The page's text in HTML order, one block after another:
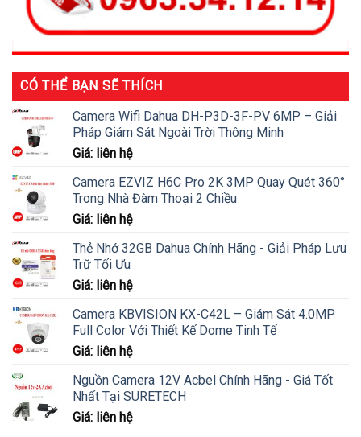
CÓ THỂ BẠN SẼ THÍCH
Camera Wifi Dahua DH-P3D-3F-PV 6MP – Giải
Pháp Giám Sát Ngoài Trời Thông Minh
Giá: liên hệ
Camera EZVIZ H6C Pro 2K 3MP Quay Quét 360°
Trong Nhà Đàm Thoại 2 Chiều
Giá: liên hệ
Thẻ Nhớ 32GB Dahua Chính Hãng - Giải Pháp Lưu
Trữ Tối Ưu
Giá: liên hệ
Camera KBVISION KX-C42L – Giám Sát 4.0MP
Full Color Với Thiết Kế Dome Tinh Tế
Giá: liên hệ
Nguồn Camera 12V Acbel Chính Hãng - Giá Tốt
Nhất Tại SURETECH
Giá: liên hệ